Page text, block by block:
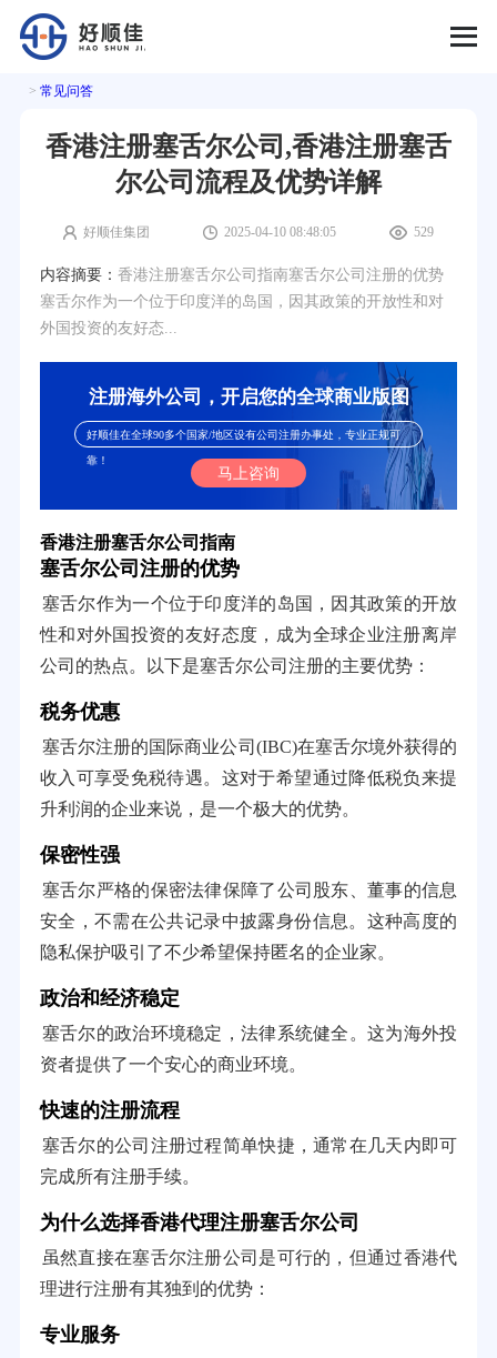
> 常见问答
香港注册塞舌尔公司,香港注册塞舌
尔公司流程及优势详解
好顺佳集团 2025-04-10 08:48:05 529
内容摘要： 香港注册塞舌尔公司指南塞舌尔公司注册的优势
塞舌尔作为一个位于印度洋的岛国，因其政策的开放性和对
外国投资的友好态...
注册海外公司，开启您的全球商业版图
好顺佳在全球90多个国家/地区设有公司注册办事处，专业正规可
靠！
马上咨询
香港注册塞舌尔公司指南
塞舌尔公司注册的优势
塞舌尔作为一个位于印度洋的岛国，因其政策的开放
性和对外国投资的友好态度，成为全球企业注册离岸
公司的热点。以下是塞舌尔公司注册的主要优势：
税务优惠
塞舌尔注册的国际商业公司(IBC)在塞舌尔境外获得的
收入可享受免税待遇。这对于希望通过降低税负来提
升利润的企业来说，是一个极大的优势。
保密性强
塞舌尔严格的保密法律保障了公司股东、董事的信息
安全，不需在公共记录中披露身份信息。这种高度的
隐私保护吸引了不少希望保持匿名的企业家。
政治和经济稳定
塞舌尔的政治环境稳定，法律系统健全。这为海外投
资者提供了一个安心的商业环境。
快速的注册流程
塞舌尔的公司注册过程简单快捷，通常在几天内即可
完成所有注册手续。
为什么选择香港代理注册塞舌尔公司
虽然直接在塞舌尔注册公司是可行的，但通过香港代
理进行注册有其独到的优势：
专业服务